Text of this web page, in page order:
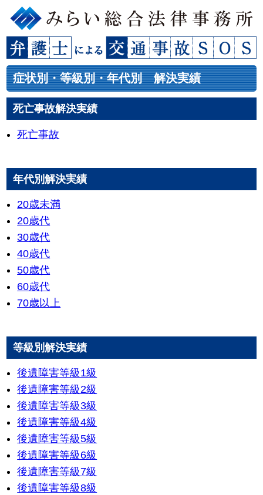
症状別・等級別・年代別 解決実績
死亡事故解決実績
死亡事故
年代別解決実績
20歳未満
20歳代
30歳代
40歳代
50歳代
60歳代
70歳以上
等級別解決実績
後遺障害等級1級
後遺障害等級2級
後遺障害等級3級
後遺障害等級4級
後遺障害等級5級
後遺障害等級6級
後遺障害等級7級
後遺障害等級8級